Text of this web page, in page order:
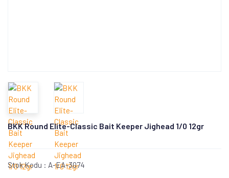
BKK Round Elite-Classic Bait Keeper Jighead 1/0 12gr
Stok Kodu : A-EA-3074